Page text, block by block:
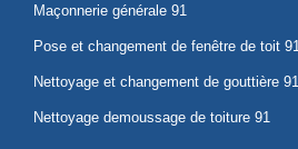
Maçonnerie générale 91
Pose et changement de fenêtre de toit 91
Nettoyage et changement de gouttière 91
Nettoyage demoussage de toiture 91